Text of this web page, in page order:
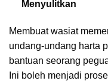
Menyulitkan
Membuat wasiat
undang-undang harta
bantuan seorang
Ini boleh menjadi